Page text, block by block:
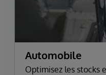
Automobile
Optimisez les stocks